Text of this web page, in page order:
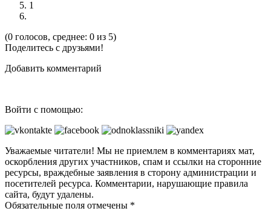
1
(0 голосов, среднее: 0 из 5)
Поделитесь с друзьями!
Добавить комментарий
Войти с помощью:
Уважаемые читатели! Мы не приемлем в комментариях мат,
оскорбления других участников, спам и ссылки на сторонние
ресурсы, враждебные заявления в сторону администрации и
посетителей ресурса. Комментарии, нарушающие правила
сайта, будут удалены.
Обязательные поля отмечены *